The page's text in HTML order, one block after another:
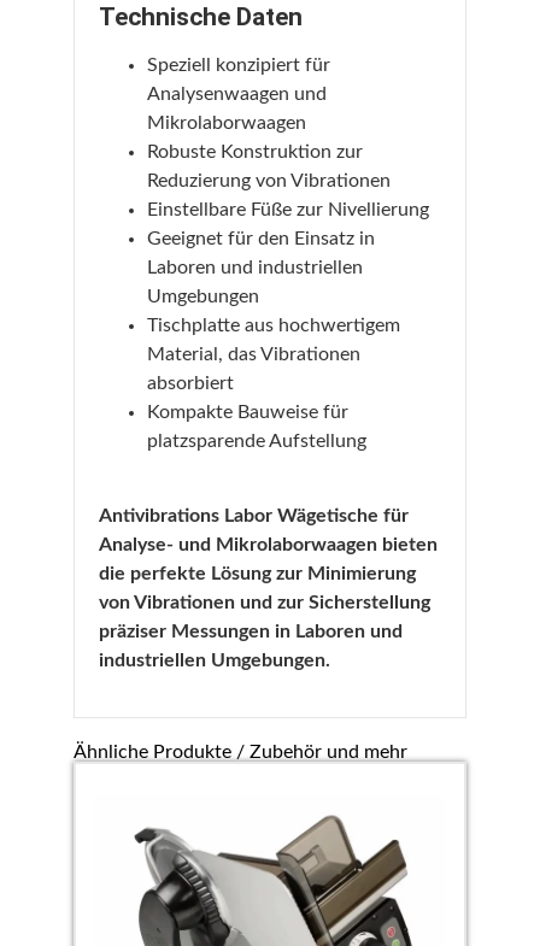
Technische Daten
Speziell konzipiert für
Analysenwaagen und
Mikrolaborwaagen
Robuste Konstruktion zur
Reduzierung von Vibrationen
Einstellbare Füße zur Nivellierung
Geeignet für den Einsatz in
Laboren und industriellen
Umgebungen
Tischplatte aus hochwertigem
Material, das Vibrationen
absorbiert
Kompakte Bauweise für
platzsparende Aufstellung
Antivibrations Labor Wägetische für
Analyse- und Mikrolaborwaagen bieten
die perfekte Lösung zur Minimierung
von Vibrationen und zur Sicherstellung
präziser Messungen in Laboren und
industriellen Umgebungen.
Ähnliche Produkte / Zubehör und mehr